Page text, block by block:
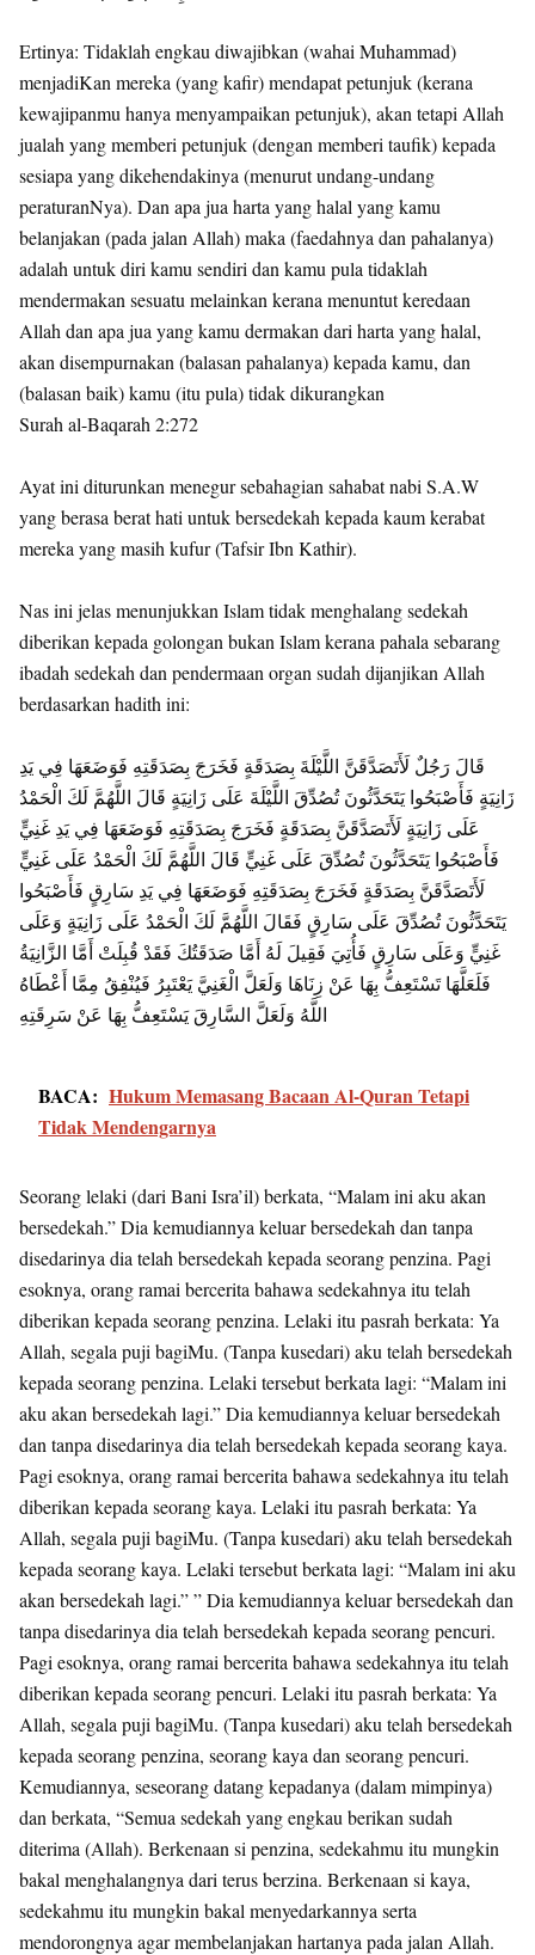
Ertinya: Tidaklah engkau diwajibkan (wahai Muhammad)
menjadiKan mereka (yang kafir) mendapat petunjuk (kerana
kewajipanmu hanya menyampaikan petunjuk), akan tetapi Allah
jualah yang memberi petunjuk (dengan memberi taufik) kepada
sesiapa yang dikehendakinya (menurut undang-undang
peraturanNya). Dan apa jua harta yang halal yang kamu
belanjakan (pada jalan Allah) maka (faedahnya dan pahalanya)
adalah untuk diri kamu sendiri dan kamu pula tidaklah
mendermakan sesuatu melainkan kerana menuntut keredaan
Allah dan apa jua yang kamu dermakan dari harta yang halal,
akan disempurnakan (balasan pahalanya) kepada kamu, dan
(balasan baik) kamu (itu pula) tidak dikurangkan
Surah al-Baqarah 2:272
Ayat ini diturunkan menegur sebahagian sahabat nabi S.A.W
yang berasa berat hati untuk bersedekah kepada kaum kerabat
mereka yang masih kufur (Tafsir Ibn Kathir).
Nas ini jelas menunjukkan Islam tidak menghalang sedekah
diberikan kepada golongan bukan Islam kerana pahala sebarang
ibadah sedekah dan pendermaan organ sudah dijanjikan Allah
berdasarkan hadith ini:
قَالَ رَجُلٌ لَأَتَصَدَّقَنَّ اللَّيْلَةَ بِصَدَقَةٍ فَخَرَجَ بِصَدَقَتِهِ فَوَضَعَهَا فِي يَدِ
زَانِيَةٍ فَأَصْبَحُوا يَتَحَدَّثُونَ تُصُدِّقَ اللَّيْلَةَ عَلَى زَانِيَةٍ قَالَ اللَّهُمَّ لَكَ الْحَمْدُ
عَلَى زَانِيَةٍ لَأَتَصَدَّقَنَّ بِصَدَقَةٍ فَخَرَجَ بِصَدَقَتِهِ فَوَضَعَهَا فِي يَدِ غَنِيٍّ
فَأَصْبَحُوا يَتَحَدَّثُونَ تُصُدِّقَ عَلَى غَنِيٍّ قَالَ اللَّهُمَّ لَكَ الْحَمْدُ عَلَى غَنِيٍّ
لَأَتَصَدَّقَنَّ بِصَدَقَةٍ فَخَرَجَ بِصَدَقَتِهِ فَوَضَعَهَا فِي يَدِ سَارِقٍ فَأَصْبَحُوا
يَتَحَدَّثُونَ تُصُدِّقَ عَلَى سَارِقٍ فَقَالَ اللَّهُمَّ لَكَ الْحَمْدُ عَلَى زَانِيَةٍ وَعَلَى
غَنِيٍّ وَعَلَى سَارِقٍ فَأُتِيَ فَقِيلَ لَهُ أَمَّا صَدَقَتُكَ فَقَدْ قُبِلَتْ أَمَّا الزَّانِيَةُ
فَلَعَلَّهَا تَسْتَعِفُّ بِهَا عَنْ زِنَاهَا وَلَعَلَّ الْغَنِيَّ يَعْتَبِرُ فَيُنْفِقُ مِمَّا أَعْطَاهُ
اللَّهُ وَلَعَلَّ السَّارِقَ يَسْتَعِفُّ بِهَا عَنْ سَرِقَتِهِ
BACA: Hukum Memasang Bacaan Al-Quran Tetapi
Tidak Mendengarnya
Seorang lelaki (dari Bani Isra’il) berkata, “Malam ini aku akan
bersedekah.” Dia kemudiannya keluar bersedekah dan tanpa
disedarinya dia telah bersedekah kepada seorang penzina. Pagi
esoknya, orang ramai bercerita bahawa sedekahnya itu telah
diberikan kepada seorang penzina. Lelaki itu pasrah berkata: Ya
Allah, segala puji bagiMu. (Tanpa kusedari) aku telah bersedekah
kepada seorang penzina. Lelaki tersebut berkata lagi: “Malam ini
aku akan bersedekah lagi.” Dia kemudiannya keluar bersedekah
dan tanpa disedarinya dia telah bersedekah kepada seorang kaya.
Pagi esoknya, orang ramai bercerita bahawa sedekahnya itu telah
diberikan kepada seorang kaya. Lelaki itu pasrah berkata: Ya
Allah, segala puji bagiMu. (Tanpa kusedari) aku telah bersedekah
kepada seorang kaya. Lelaki tersebut berkata lagi: “Malam ini aku
akan bersedekah lagi.” ” Dia kemudiannya keluar bersedekah dan
tanpa disedarinya dia telah bersedekah kepada seorang pencuri.
Pagi esoknya, orang ramai bercerita bahawa sedekahnya itu telah
diberikan kepada seorang pencuri. Lelaki itu pasrah berkata: Ya
Allah, segala puji bagiMu. (Tanpa kusedari) aku telah bersedekah
kepada seorang penzina, seorang kaya dan seorang pencuri.
Kemudiannya, seseorang datang kepadanya (dalam mimpinya)
dan berkata, “Semua sedekah yang engkau berikan sudah
diterima (Allah). Berkenaan si penzina, sedekahmu itu mungkin
bakal menghalangnya dari terus berzina. Berkenaan si kaya,
sedekahmu itu mungkin bakal menyedarkannya serta
mendorongnya agar membelanjakan hartanya pada jalan Allah.